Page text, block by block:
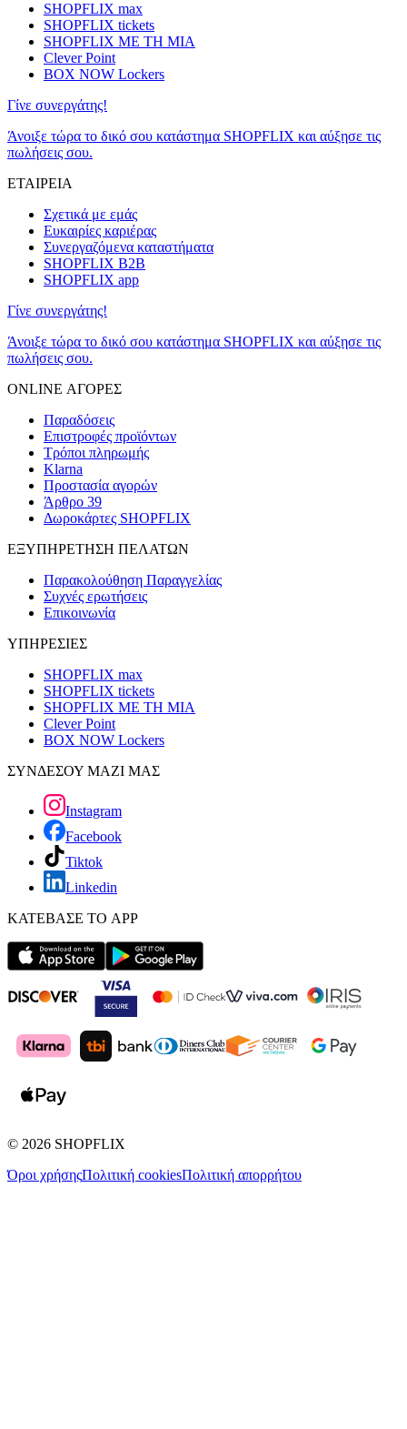
SHOPFLIX max
SHOPFLIX tickets
SHOPFLIX ΜΕ ΤΗ ΜΙΑ
Clever Point
BOX NOW Lockers
Γίνε συνεργάτης!
Άνοιξε τώρα το δικό σου κατάστημα SHOPFLIX και αύξησε τις
πωλήσεις σου.
ΕΤΑΙΡΕΙΑ
Σχετικά με εμάς
Ευκαιρίες καριέρας
Συνεργαζόμενα καταστήματα
SHOPFLIX B2B
SHOPFLIX app
Γίνε συνεργάτης!
Άνοιξε τώρα το δικό σου κατάστημα SHOPFLIX και αύξησε τις
πωλήσεις σου.
ONLINE ΑΓΟΡΕΣ
Παραδόσεις
Επιστροφές προϊόντων
Τρόποι πληρωμής
Klarna
Προστασία αγορών
Άρθρο 39
Δωροκάρτες SHOPFLIX
ΕΞΥΠΗΡΕΤΗΣΗ ΠΕΛΑΤΩΝ
Παρακολούθηση Παραγγελίας
Συχνές ερωτήσεις
Επικοινωνία
ΥΠΗΡΕΣΙΕΣ
SHOPFLIX max
SHOPFLIX tickets
SHOPFLIX ΜΕ ΤΗ ΜΙΑ
Clever Point
BOX NOW Lockers
ΣΥΝΔΕΣΟΥ ΜΑΖΙ ΜΑΣ
Instagram
Facebook
Tiktok
Linkedin
ΚΑΤΕΒΑΣΕ ΤΟ APP
© 2026 SHOPFLIX
Όροι χρήσηςΠολιτική cookiesΠολιτική απορρήτου